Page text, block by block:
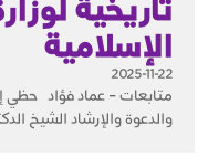
تاريخية
الإسلامية
2025-11-22
متابعات – عماد فؤاد حظي
والدعوة والإرشاد الشيخ